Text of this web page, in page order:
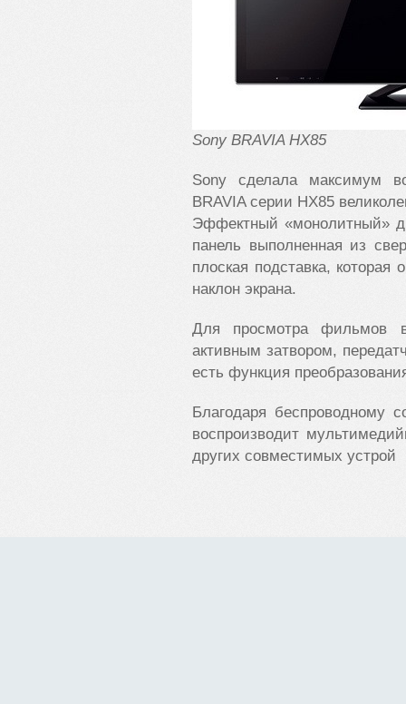
Sony BRAVIA HX85
Sony сделала максимум
BRAVIA серии HX85
Эффектный «монолитный»
панель выполненная из
плоская подставка,
наклон экрана.
Для просмотра фильмов
активным затвором,
есть функция
Благодаря беспроводному
воспроизводит
других совместимых устрой